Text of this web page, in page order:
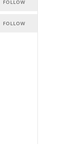
FOLLOW
FOLLOW